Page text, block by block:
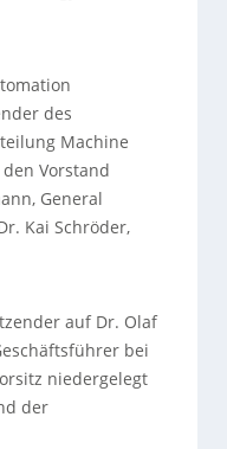
des
Machine
Vorstand
General
Kai Schröder,
auf Dr. Olaf
bei
niedergelegt
der